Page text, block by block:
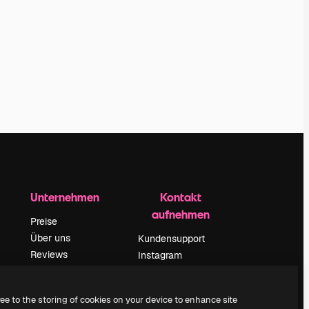
Unternehmen
Preise
Über uns
Reviews
Blog
Kontakt
aufnehmen
Kundensupport
Instagram
TikTok
to the storing of cookies on your device to enhance site